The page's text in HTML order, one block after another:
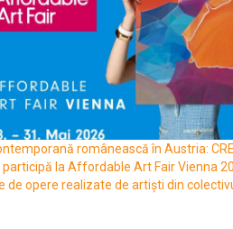
românească în Austria:
participă la Affordable Art Fair Vienna
de opere realizate de artiști din